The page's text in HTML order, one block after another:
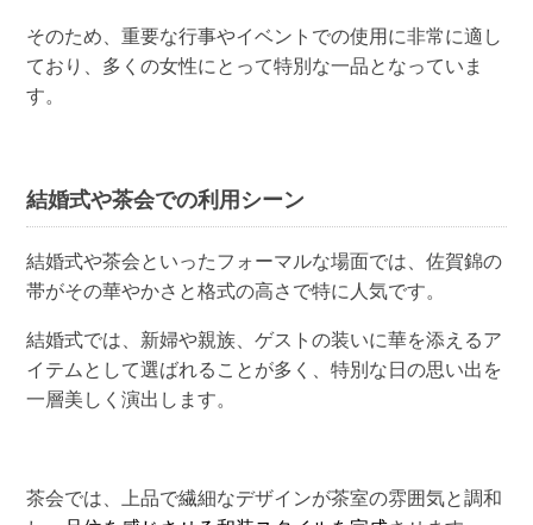
そのため、重要な行事やイベントでの使用に非常に適し
ており、多くの女性にとって特別な一品となっていま
す。
結婚式や茶会での利用シーン
結婚式や茶会といったフォーマルな場面では、佐賀錦の
帯がその華やかさと格式の高さで特に人気です。
結婚式では、新婦や親族、ゲストの装いに華を添えるア
イテムとして選ばれることが多く、特別な日の思い出を
一層美しく演出します。
茶会では、上品で繊細なデザインが茶室の雰囲気と調和